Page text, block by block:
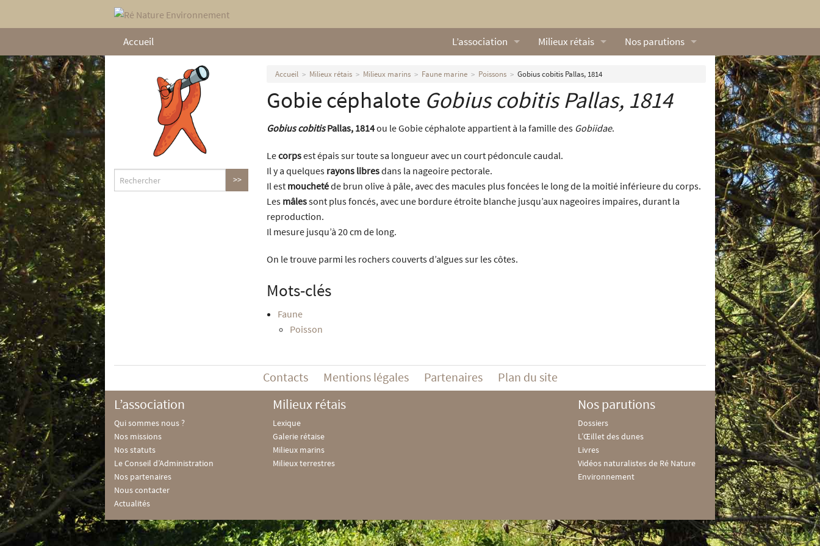
Accueil L’association
Qui sommes nous ?
Nos missions
Nos statuts
Le Conseil d’Administration
Nos partenaires
Nous contacter
Milieux rétais
Lexique
Galerie rétaise
Milieux marins
Milieux terrestres
Nos parutions
L’Œillet des dunes
Vidéos naturalistes de Ré Nature
Accueil Milieux rétais Milieux marins Faune marine Poissons Gobius cobitis Pallas, 1814
Gobie céphalote Gobius cobitisPallas, 1814
Gobius cobitisPallas, 1814ou le Gobie céphalote appartient à la famille des Gobiidae.
Lecorpsest épais sur toute sa longueur avec un court pédoncule caudal.
Il y a quelques rayons libresdans la nageoire pectorale.
Il est mouchetéde brun olive à pâle, avec des macules plus foncées le long de la moitié inférieure du corps.
Les mâlessont plus foncés, avec une bordure étroite blanche jusqu’aux nageoires impaires, durant la
reproduction.
Il mesure jusqu’à 20 cm de long.
On le trouve parmi les rochers couverts d’algues sur les côtes.
Mots-clés
Faune
Poisson
Contacts Mentions légales Partenaires Plan du site
L’association
Qui sommes nous ?
Nos missions
Nos statuts
Le Conseil d’Administration
Nos partenaires
Nous contacter
Actualités
Milieux rétais
Lexique
Galerie rétaise
Milieux marins
Milieux terrestres
Nos parutions
Dossiers
L’Œillet des dunes
Livres
Vidéos naturalistes de Ré Nature
Environnement